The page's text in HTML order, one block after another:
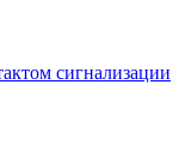
сигнализации